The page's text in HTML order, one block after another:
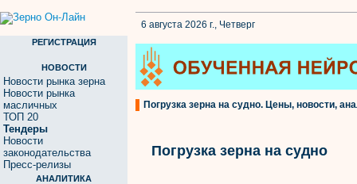
6 августа 2026 г., Четверг
РЕГИСТРАЦИЯ
НОВОСТИ
Новости рынка зерна
Новости рынка
масличных
ТОП 20
Тендеры
Новости
законодательства
Пресс-релизы
АНАЛИТИКА
Погрузка зерна на судно. Цены, новости,
Погрузка зерна на судно